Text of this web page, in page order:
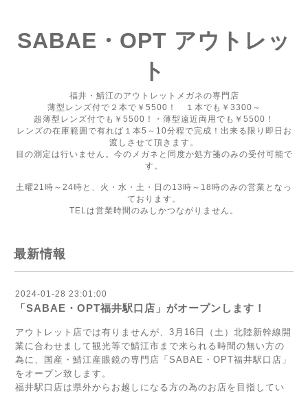
SABAE・OPT アウトレッ
ト
福井・鯖江のアウトレットメガネの専門店
薄型レンズ付で２本で￥5500！ １本でも￥3300～
超薄型レンズ付でも￥5500！・薄型遠近両用でも￥5500！
レンズの在庫範囲で有れば１本5～10分程で完成！出来る限り即日お
渡しさせて頂きます。
目の測定は行いません。今のメガネと同度か処方箋のみの受付可能で
す。
土曜21時～24時と、火・水・土・日の13時～18時のみの営業となっ
ております。
TELは営業時間のみしかつながりません。
最新情報
2024-01-28 23:01:00
「SABAE・OPT福井駅口店」がオープンします！
アウトレット店では有りませんが、3月16日（土）北陸新幹線開
業に合わせまして観光等で鯖江市まで来られる時間の無い方の
為に、国産・鯖江産眼鏡の専門店「SABAE・OPT福井駅口店」
をオープン致します。
福井駅口店は県外からお越しになる方の為のお店を目指してい